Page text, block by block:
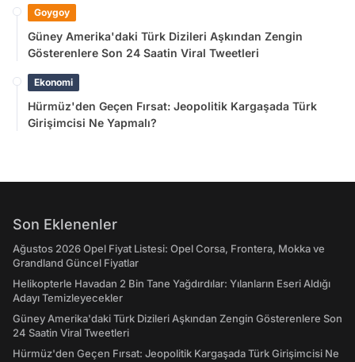
Goygoy
Güney Amerika'daki Türk Dizileri Aşkından Zengin
Gösterenlere Son 24 Saatin Viral Tweetleri
Ekonomi
Hürmüz'den Geçen Fırsat: Jeopolitik Kargaşada Türk
Girişimcisi Ne Yapmalı?
Son Eklenenler
Ağustos 2026 Opel Fiyat Listesi: Opel Corsa, Frontera, Mokka ve
Grandland Güncel Fiyatlar
Helikopterle Havadan 2 Bin Tane Yağdırdılar: Yılanların Eseri Aldığı
Adayı Temizleyecekler
Güney Amerika'daki Türk Dizileri Aşkından Zengin Gösterenlere Son
24 Saatin Viral Tweetleri
Hürmüz'den Geçen Fırsat: Jeopolitik Kargaşada Türk Girişimcisi Ne